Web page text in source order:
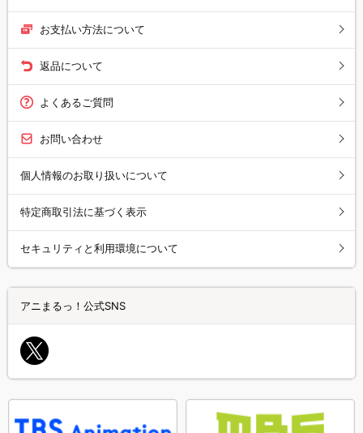
お支払い方法について
返品について
よくあるご質問
お問い合わせ
個人情報のお取り扱いについて
特定商取引法に基づく表示
セキュリティと利用環境について
アニまるっ！公式SNS